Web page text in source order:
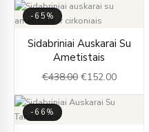
-65%
Sidabriniai Auskarai Su
Ametistais
€438.00
price
was:
€438.00.
€152.00
price
€152.00.
-66%